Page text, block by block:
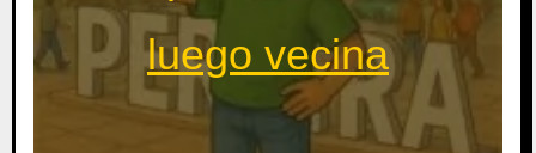
luego vecina